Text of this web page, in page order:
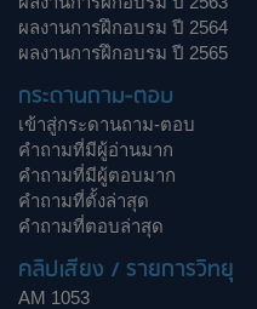
ผลงานการฝึกอบรม ปี 2564
ผลงานการฝึกอบรม ปี 2565
กระดานถาม-ตอบ
เข้าสู่กระดานถาม-ตอบ
คำถามที่มีผู้อ่านมาก
คำถามที่มีผู้ตอบมาก
คำถามที่ตั้งล่าสุด
คำถามที่ตอบล่าสุด
คลิปเสียง / รายการวิทยุ
AM 1053